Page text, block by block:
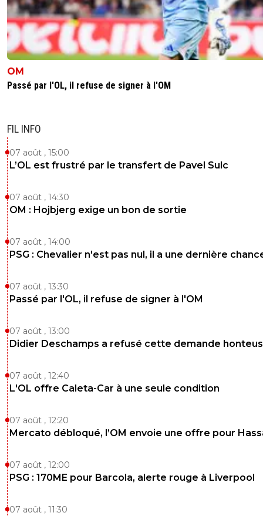
nicooo-lacazmonb-bew 21 mars 2018 à 12:07 +0
Devant le refus de legraet, ça serait djorkaeff
aurait organisé le truc.Faut vraiment qu'on
tous ces vieux aigris serieux, c'est n'imp.
entraineurs pendant 4ans, vraiment ? Et le
Ah c'est vrai qu'ils s'amusent à la délocaliser aussi cette
coupe....bon une ptite victoire à 11 contre 12 dans l'antre
0 +
Cool, t'as pas laissé modo en chien avec son
putaclic ^^
jo-c-v-ni 21 mars 2018 à 18:19
OM
Passé par l'OL, il refuse de signer à l'OM
FIL INFO
07 août , 15:00
L’OL est frustré par le transfert de Pavel Sulc
07 août , 14:30
OM : Hojbjerg exige un bon de sortie
07 août , 14:00
PSG : Chevalier n'est pas nul, il a une dernière
07 août , 13:30
Passé par l'OL, il refuse de signer à l'OM
07 août , 13:00
Didier Deschamps a refusé cette demande
07 août , 12:40
L'OL offre Caleta-Car à une seule condition
07 août , 12:20
Mercato débloqué, l’OM envoie une offre pour
07 août , 12:00
PSG : 170ME pour Barcola, alerte rouge à Liverpool
07 août , 11:30